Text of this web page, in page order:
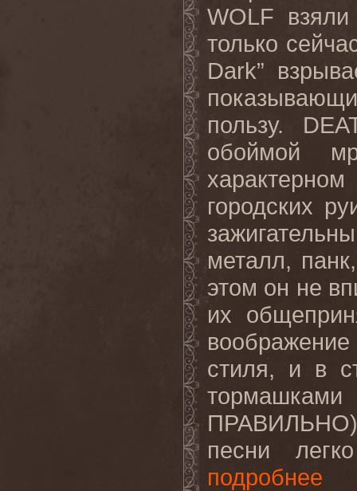
WOLF
только
Dark”
пользу.
обоймой
городских
металл,
этом он не
их
стиля, и в
песни
подробнее